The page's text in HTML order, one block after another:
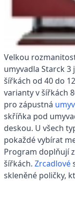
Velkou
umyvadla Starck
šířkách od 40 do
varianty v šířkách
pro zápustná
skříňka pod
deskou. U všech
pokaždé vybírat
Program doplňují
šířkách. Zrcadlové
skleněné poličky,